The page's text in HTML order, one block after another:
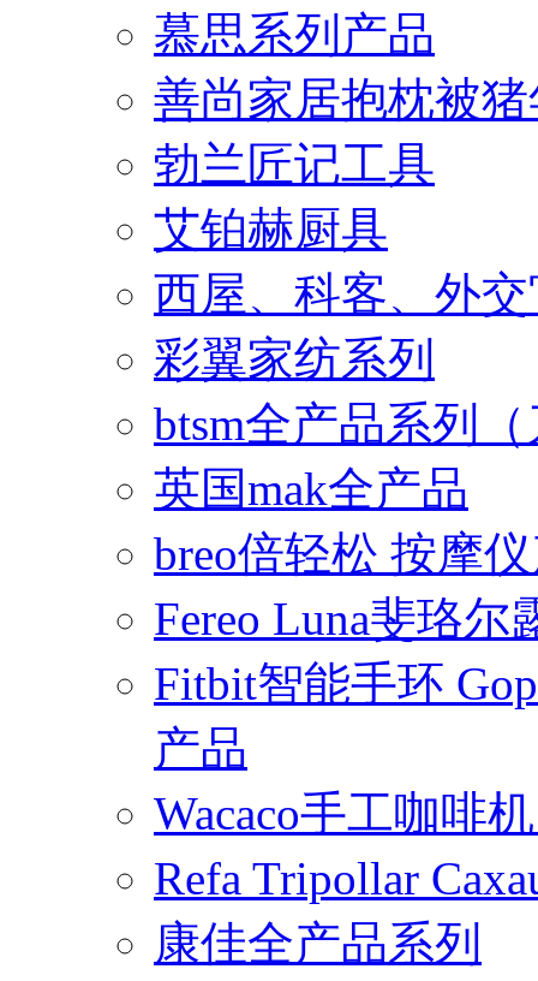
慕思系列产品
善尚家居抱枕被
勃兰匠记工具
艾铂赫厨具
西屋、科客、外
彩翼家纺系列
btsm全产品系列
英国mak全产品
breo倍轻松 按摩
Fereo Luna斐珞
Fitbit智能手环
产品
Wacaco手工咖啡
Refa Tripollar
康佳全产品系列